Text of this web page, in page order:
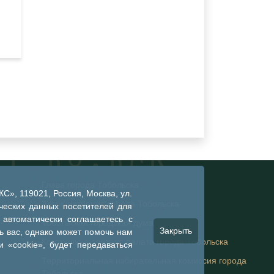
119021, Россия, Москва, ул.
данных посетителей для
соглашаетесь с
вас, однако может помочь нам
будет передаваться
Закрыть
Администрация города Тобольска
Тобольская городская дума
Контрольно-счетная палата города Тобольска
Территориальная избирательная комиссия города